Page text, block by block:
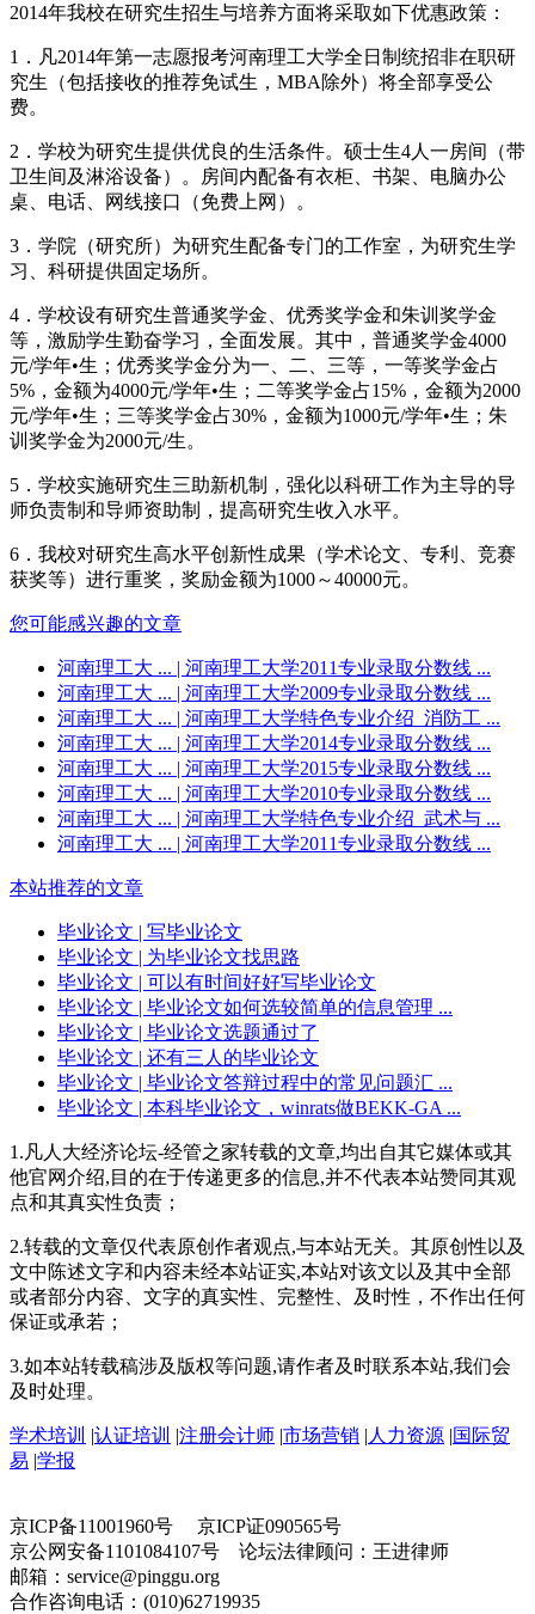
2014年我校在研究生招生与培养方面将采取如下优惠政策：
1．凡2014年第一志愿报考河南理工大学全日制统招非在职研
究生（包括接收的推荐免试生，MBA除外）将全部享受公
费。
2．学校为研究生提供优良的生活条件。硕士生4人一房间（带
卫生间及淋浴设备）。房间内配备有衣柜、书架、电脑办公
桌、电话、网线接口（免费上网）。
3．学院（研究所）为研究生配备专门的工作室，为研究生学
习、科研提供固定场所。
4．学校设有研究生普通奖学金、优秀奖学金和朱训奖学金
等，激励学生勤奋学习，全面发展。其中，普通奖学金4000
元/学年•生；优秀奖学金分为一、二、三等，一等奖学金占
5%，金额为4000元/学年•生；二等奖学金占15%，金额为2000
元/学年•生；三等奖学金占30%，金额为1000元/学年•生；朱
训奖学金为2000元/生。
5．学校实施研究生三助新机制，强化以科研工作为主导的导
师负责制和导师资助制，提高研究生收入水平。
6．我校对研究生高水平创新性成果（学术论文、专利、竞赛
获奖等）进行重奖，奖励金额为1000～40000元。
您可能感兴趣的文章
河南理工大 ... | 河南理工大学2011专业录取分数线 ...
河南理工大 ... | 河南理工大学2009专业录取分数线 ...
河南理工大 ... | 河南理工大学特色专业介绍_消防工 ...
河南理工大 ... | 河南理工大学2014专业录取分数线 ...
河南理工大 ... | 河南理工大学2015专业录取分数线 ...
河南理工大 ... | 河南理工大学2010专业录取分数线 ...
河南理工大 ... | 河南理工大学特色专业介绍_武术与 ...
河南理工大 ... | 河南理工大学2011专业录取分数线 ...
本站推荐的文章
毕业论文 | 写毕业论文
毕业论文 | 为毕业论文找思路
毕业论文 | 可以有时间好好写毕业论文
毕业论文 | 毕业论文如何选较简单的信息管理 ...
毕业论文 | 毕业论文选题通过了
毕业论文 | 还有三人的毕业论文
毕业论文 | 毕业论文答辩过程中的常见问题汇 ...
毕业论文 | 本科毕业论文，winrats做BEKK-GA ...
1.凡人大经济论坛-经管之家转载的文章,均出自其它媒体或其
他官网介绍,目的在于传递更多的信息,并不代表本站赞同其观
点和其真实性负责；
2.转载的文章仅代表原创作者观点,与本站无关。其原创性以及
文中陈述文字和内容未经本站证实,本站对该文以及其中全部
或者部分内容、文字的真实性、完整性、及时性，不作出任何
保证或承若；
3.如本站转载稿涉及版权等问题,请作者及时联系本站,我们会
及时处理。
学术培训 |认证培训 |注册会计师 |市场营销 | 人力资源 |国际贸
易 |学报
京ICP备11001960号 京ICP证090565号
京公网安备1101084107号 论坛法律顾问：王进律师
邮箱：service@pinggu.org
合作咨询电话：(010)62719935